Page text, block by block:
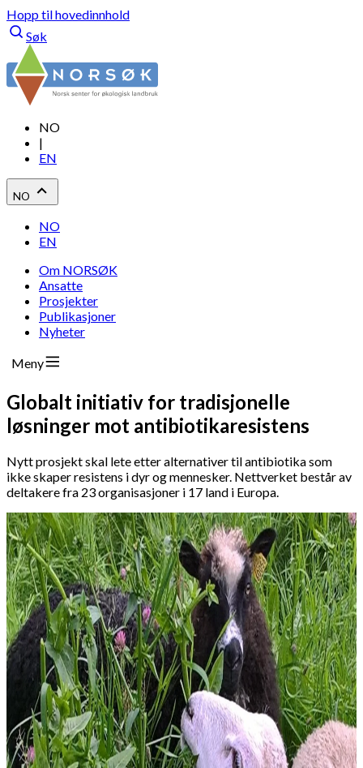
Hopp til hovedinnhold
Søk
NO
|
EN
NO
NO
EN
Om NORSØK
Ansatte
Prosjekter
Publikasjoner
Nyheter
Meny
Globalt initiativ for tradisjonelle
løsninger mot antibiotikaresistens
Nytt prosjekt skal lete etter alternativer til antibiotika som
ikke skaper resistens i dyr og mennesker. Nettverket består av
deltakere fra 23 organisasjoner i 17 land i Europa.